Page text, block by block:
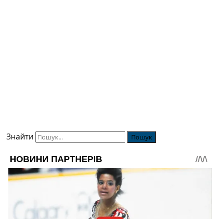
Знайти